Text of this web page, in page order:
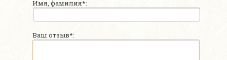
Имя, фамилия*:
Ваш отзыв*: